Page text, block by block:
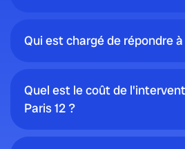
Qui est chargé de répondre
Quel est le coût de
Paris 12 ?